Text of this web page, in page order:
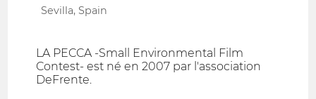
Sevilla, Spain
LA PECCA -Small Environmental Film
Contest- est né en 2007 par l'association
DeFrente.